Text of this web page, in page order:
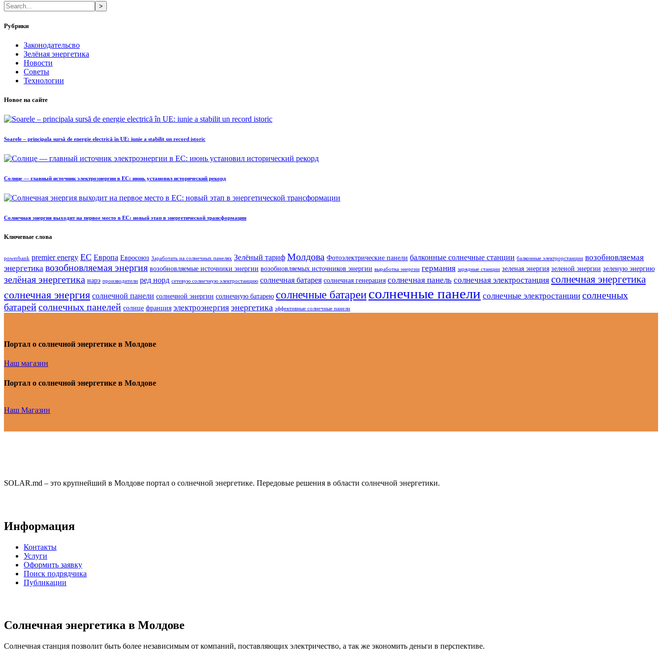
>
Рубрики
Законодательсво
Зелёная энергетика
Новости
Советы
Технологии
Новое на сайте
Soarele – principala sursă de energie electrică în UE: iunie a stabilit un record istoric
Солнце — главный источник электроэнергии в ЕС: июнь установил исторический рекорд
Солнечная энергия выходит на первое место в ЕС: новый этап в энергетической трансформации
Ключевые слова
powerbank premier energy ЕС Европа Евросоюз Заработать на солнечных панелях Зелёный тариф Молдова Фотоэлектрические панели балконные солнечные станции балконные электрорстанции возобновляемая
энергетика возобновляемая энергия возобновляемые источники энергии возобновляемых источников энергии выработка энергии германия зарядные станции зеленая энергия зеленой энергии зеленую энергию
зелёная энергетика нарэ производители ред норд сетевую солнечную электростанцию солнечная батарея солнечная генерация солнечная панель солнечная электростанция солнечная энергетика
солнечная энергия солнечной панели солнечной энергии солнечную батарею солнечные батареисолнечные панели солнечные электростанции солнечных
батарейсолнечных панелей солнце франция электроэнергия энергетика эффективные солнечные панели
Портал о солнечной энергетике в Молдове
Наш магазин
Портал о солнечной энергетике в Молдове
Наш Магазин
SOLAR.md – это крупнейший в Молдове портал о солнечной энергетике. Передовые решения в области солнечной энергетики.
Информация
Контакты
Услуги
Оформить заявку
Поиск подрядчика
Публикации
Солнечная энергетика в Молдове
Солнечная станция позволит быть более независимым от компаний, поставляющих электричество, а так же экономить деньги в перспективе.